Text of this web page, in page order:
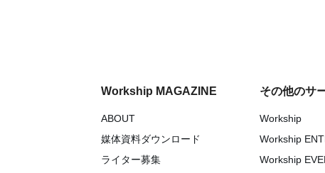
Workship MAGAZINE
ABOUT
媒体資料ダウンロード
ライター募集
その他のサ
Workship
Workship
Workship